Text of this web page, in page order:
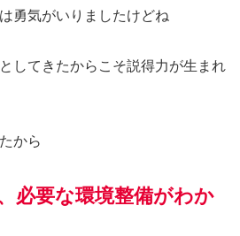
勇気がいりましたけどね
してきたからこそ説得力が生まれ
から
必要な環境整備がわか